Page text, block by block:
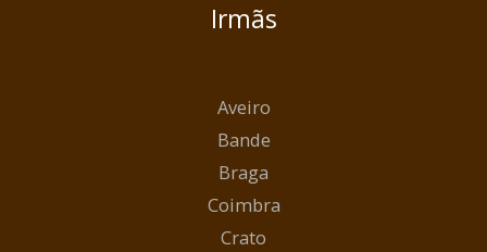
Irmãs
Aveiro
Bande
Braga
Coimbra
Crato